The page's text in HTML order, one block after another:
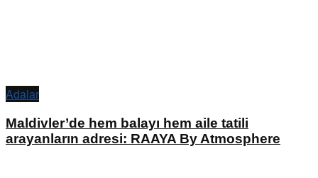
Adalar
Maldivler’de hem balayı hem aile tatili
arayanların adresi: RAAYA By Atmosphere